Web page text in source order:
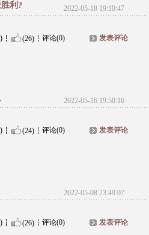
利? 2022-05-18 19:10:47
(26) 评论(0) 发表评论
2022-05-16 19:50:16
(24) 评论(0) 发表评论
2022-05-08 23:49:07
(26) 评论(0) 发表评论